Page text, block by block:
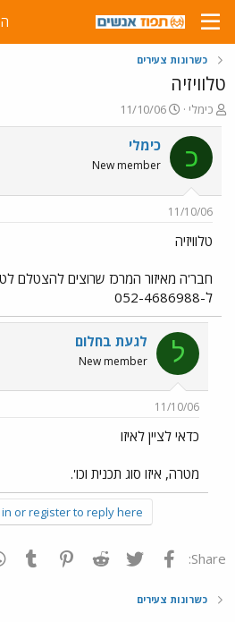
כשרונות צעירים
טלוויזיה
פ
ו
ת
ח
ה
ו
ש
א
כימלי
פ
ו
11/10/06
כ כימלי
New member
11/10/06
טלוויזיה
חבר'ה מאיזור המרכז שרוצים להצטלם
ל-052-4686988
ל לגעת בחלום
New member
11/10/06
כדאי לציין לאיזו
מטרה, איזו סוג תכנית וכו'.
or register to reply here.
Share: פייסבוק Twitter
Reddit
כשרונות צעירים